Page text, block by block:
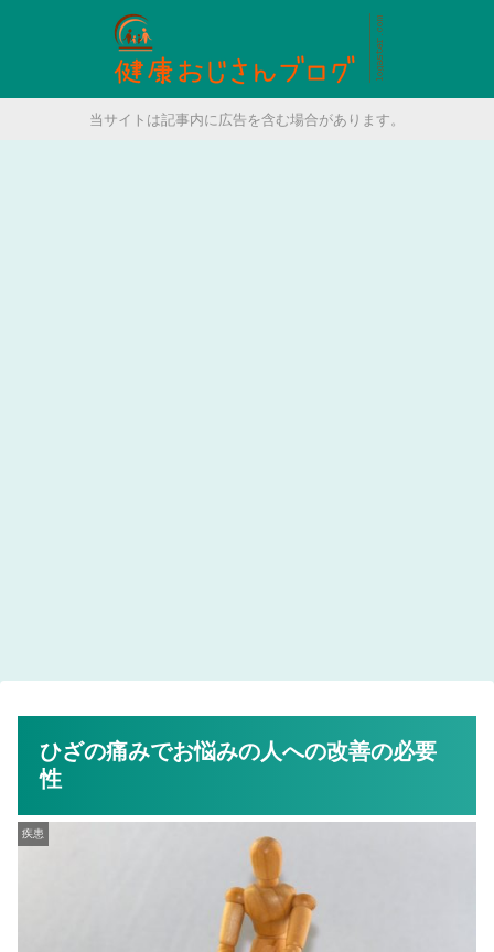
当サイトは記事内に広告を含む場合があります。
ひざの痛みでお悩みの人への改善の必要
性
疾患